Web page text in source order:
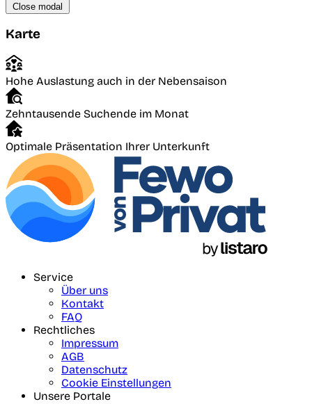
Close modal
Karte
Hohe Auslastung auch in der Nebensaison
Zehntausende Suchende im Monat
Optimale Präsentation Ihrer Unterkunft
Service
Über uns
Kontakt
FAQ
Rechtliches
Impressum
AGB
Datenschutz
Cookie Einstellungen
Unsere Portale